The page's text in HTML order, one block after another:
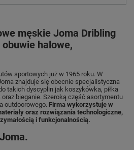
męskie Joma Dribling
obuwie halowe,
sportowych już w 1965 roku. W
znajduje się obecnie specjalistyczna
takich dyscyplin jak koszykówka, piłka
bieganie. Szeroką część asortymentu
outdoorowego. Firma wykorzystuje w
oraz rozwiązania technologiczne,
i funkcjonalnością.